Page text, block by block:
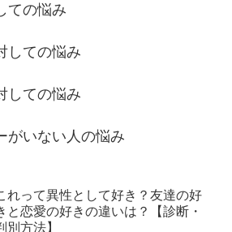
ての悩み
しての悩み
しての悩み
がいない人の悩み
れって異性として好き？友達の好
と恋愛の好きの違いは？【診断・
別方法】